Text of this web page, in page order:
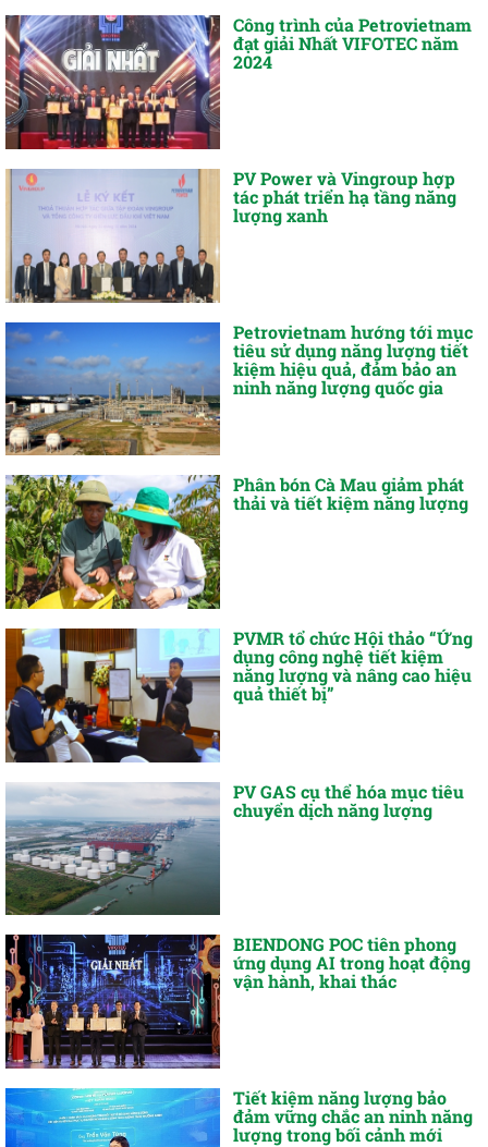
Công trình của Petrovietnam
đạt giải Nhất VIFOTEC năm
2024
PV Power và Vingroup hợp
tác phát triển hạ tầng năng
lượng xanh
Petrovietnam hướng tới mục
tiêu sử dụng năng lượng tiết
kiệm hiệu quả, đảm bảo an
ninh năng lượng quốc gia
Phân bón Cà Mau giảm phát
thải và tiết kiệm năng lượng
PVMR tổ chức Hội thảo “Ứng
dụng công nghệ tiết kiệm
năng lượng và nâng cao hiệu
quả thiết bị”
PV GAS cụ thể hóa mục tiêu
chuyển dịch năng lượng
BIENDONG POC tiên phong
ứng dụng AI trong hoạt động
vận hành, khai thác
Tiết kiệm năng lượng bảo
đảm vững chắc an ninh năng
lượng trong bối cảnh mới